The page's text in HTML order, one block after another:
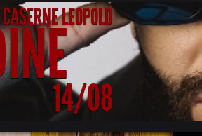
LEOPOLD
14/08